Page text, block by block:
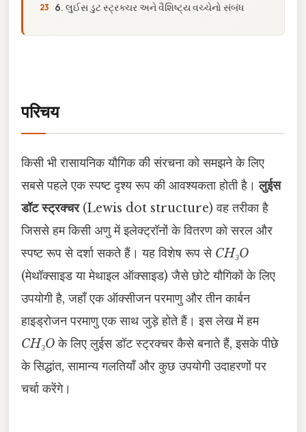
6. લુઈસ ડુટ સ્ટ્રક્ચર અને વૈશિષ્ટ્ય વચ્ચેનો સંબંધ
परिचय
किसी भी रासायनिक यौगिक की संरचना को समझने के लिए
सबसे पहले एक स्पष्ट दृश्य रूप की आवश्यकता होती है।लुईस
डॉट स्ट्रक्चर(Lewis dot structure) वह तरीका है
जिससे हम किसी अणु में इलेक्ट्रॉनों के वितरण को सरल और
स्पष्ट रूप से दर्शा सकते हैं। यह विशेष रूप से CH₃O
(मेथॉक्साइड या मेथाइल ऑक्साइड) जैसे छोटे यौगिकों के लिए
उपयोगी है, जहाँ एक ऑक्सीजन परमाणु और तीन कार्बन
हाइड्रोजन परमाणु एक साथ जुड़े होते हैं। इस लेख में हम
CH₃Oके लिए लुईस डॉट स्ट्रक्चर कैसे बनाते हैं, इसके पीछे
के सिद्धांत, सामान्य गलतियाँ और कुछ उपयोगी उदाहरणों पर
चर्चा करेंगे।